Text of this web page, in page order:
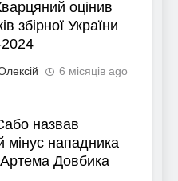
оцінив
збірної України
6 місяців ago
назвав
мінус нападника
Довбика